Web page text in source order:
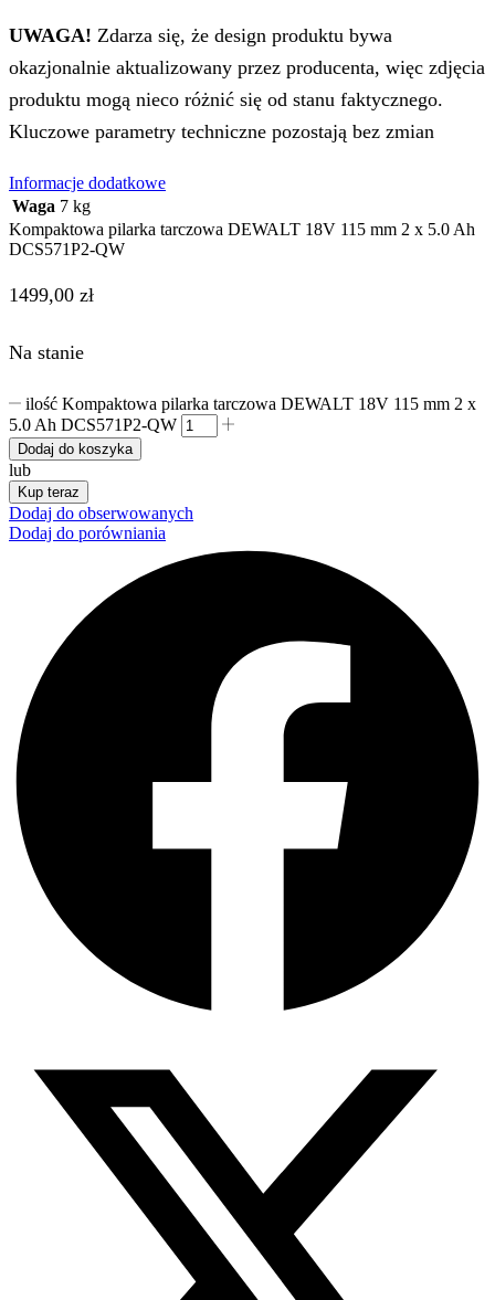
UWAGA! Zdarza się, że design produktu bywa
okazjonalnie aktualizowany przez producenta, więc zdjęcia
produktu mogą nieco różnić się od stanu faktycznego.
Kluczowe parametry techniczne pozostają bez zmian
Informacje dodatkowe
Waga 7 kg
Kompaktowa pilarka tarczowa DEWALT 18V 115 mm 2 x 5.0 Ah
DCS571P2-QW
1499,00 zł
Na stanie
ilość Kompaktowa pilarka tarczowa DEWALT 18V 115 mm 2 x
5.0 Ah DCS571P2-QW
Dodaj do koszyka
lub
Kup teraz
Dodaj do obserwowanych
Dodaj do porówniania